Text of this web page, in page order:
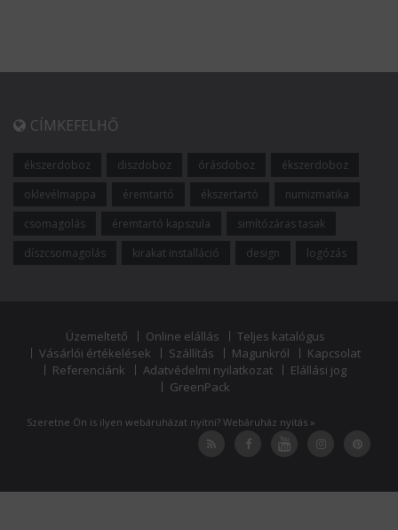
CÍMKEFELHŐ
ékszerdoboz diszdoboz órásdoboz
ékszerdoboz
oklevélmappa
éremtartó ékszertartó
numizmatika
csomagolás
éremtartó kapszula
simítózáras tasak
díszcsomagolás
kirakat installáció design logózás
Üzemeltető Online elállás
Teljes katalógus
Vásárlói értékelések
Szállítás Magunkról
Kapcsolat
Referenciánk
Adatvédelmi nyilatkozat
Elállási jog
GreenPack
Szeretne Ön is ilyen webáruházat nyitni? Webáruház nyitás »